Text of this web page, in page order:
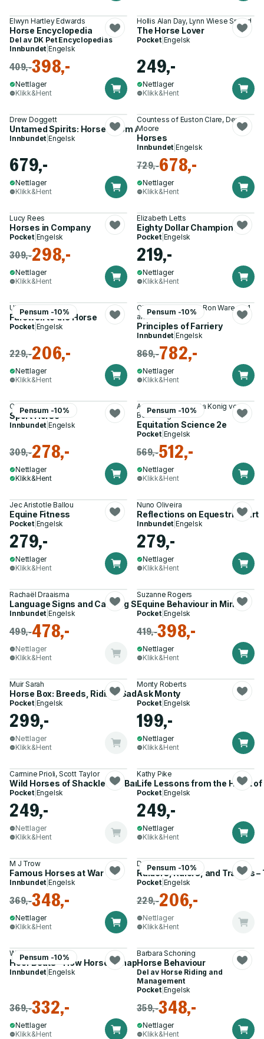
Elwyn Hartley Edwards
Horse Encyclopedia
Del av DK Pet Encyclopedias
Innbundet |Engelsk
409,-398,-
Nettlager
Klikk&Hent
Hollis Alan Day, Lynn Wiese Sneyd
The Horse Lover
Pocket| Engelsk
249,-
Nettlager
Klikk&Hent
Drew Doggett
Untamed Spirits: Horses from Around the World
Innbundet |Engelsk
679,-
Nettlager
Klikk&Hent
Countess of Euston Clare, Derry
Moore
Horses
Innbundet |Engelsk
729,-678,-
Nettlager
Klikk&Hent
Lucy Rees
Horses in Company
Pocket| Engelsk
309,-298,-
Nettlager
Klikk&Hent
Elizabeth Letts
Eighty Dollar Champion
Pocket| Engelsk
219,-
Nettlager
Klikk&Hent
Pensum -10%
Ulrich Raulff
Farewell to the Horse
Pocket| Engelsk
229,-206,-
Nettlager
Klikk&Hent
Pensum -10%
Christopher Colles, Ron Ware og 1
annen
Principles of Farriery
Innbundet |Engelsk
869,-782,-
Nettlager
Klikk&Hent
Pensum -10%
Cecilia Lönnell
Sport Horse
Innbundet |Engelsk
309,-278,-
Nettlager
Klikk&Hent
Pensum -10%
Andrew McLean, Uta Konig von
Borstel og 2 andre
Equitation Science 2e
Pocket| Engelsk
569,-512,-
Nettlager
Klikk&Hent
Jec Aristotle Ballou
Equine Fitness
Pocket| Engelsk
279,-
Nettlager
Klikk&Hent
Nuno Oliveira
Reflections on Equestrian Art
Innbundet |Engelsk
279,-
Nettlager
Klikk&Hent
Rachaël Draaisma
Language Signs and Calming Signals of Horses
Innbundet |Engelsk
499,-478,-
Nettlager
Klikk&Hent
Suzanne Rogers
Equine Behaviour in Mind
Pocket| Engelsk
419,-398,-
Nettlager
Klikk&Hent
Muir Sarah
Horse Box: Breeds, Riding, Saddlery & Care
Pocket| Engelsk
299,-
Nettlager
Klikk&Hent
Monty Roberts
Ask Monty
Pocket| Engelsk
199,-
Nettlager
Klikk&Hent
Carmine Prioli, Scott Taylor
Wild Horses of Shackleford Banks
Pocket| Engelsk
249,-
Nettlager
Klikk&Hent
Kathy Pike
Life Lessons from the Heart
Pocket| Engelsk
249,-
Nettlager
Klikk&Hent
M J Trow
Famous Horses at War
Innbundet |Engelsk
369,-348,-
Nettlager
Klikk&Hent
Pensum -10%
David Chaffetz
Raiders, Rulers, and Traders
Pocket| Engelsk
229,-206,-
Nettlager
Klikk&Hent
Pensum -10%
William T. Taylor
Hoof Beats – How Horses Shaped Human History
Innbundet |Engelsk
369,-332,-
Nettlager
Klikk&Hent
Barbara Schoning
Horse Behaviour
Del av Horse Riding and
Management
Pocket| Engelsk
359,-348,-
Nettlager
Klikk&Hent